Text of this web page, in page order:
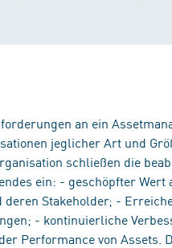
an ein
jeglicher Art und
schließen die
ein: - geschöpfter
Stakeholder; -
- kontinuierliche
Performance von Assets.